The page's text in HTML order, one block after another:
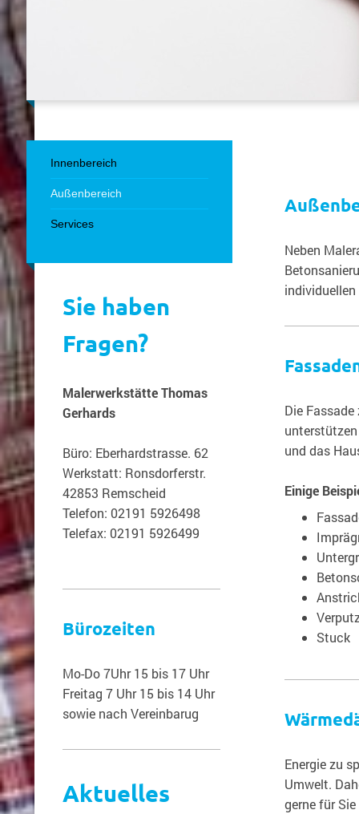
Neben
Die
und das
Einige
Stuck
Energie zu
Umwelt.
gerne für
Innenbereich
Außenbereich
Services
Sie haben
Fragen?
Malerwerkstätte Thomas
Gerhards
Büro: Eberhardstrasse. 62
Werkstatt: Ronsdorferstr.
42853 Remscheid
Telefon: 02191 5926498
Telefax: 02191 5926499
Bürozeiten
Mo-Do 7Uhr 15 bis 17 Uhr
Freitag 7 Uhr 15 bis 14 Uhr
sowie nach Vereinbarug
Aktuelles